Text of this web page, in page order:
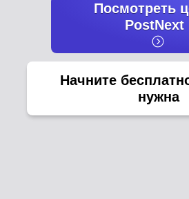
Посмотреть
PostNext
Начните
нужна